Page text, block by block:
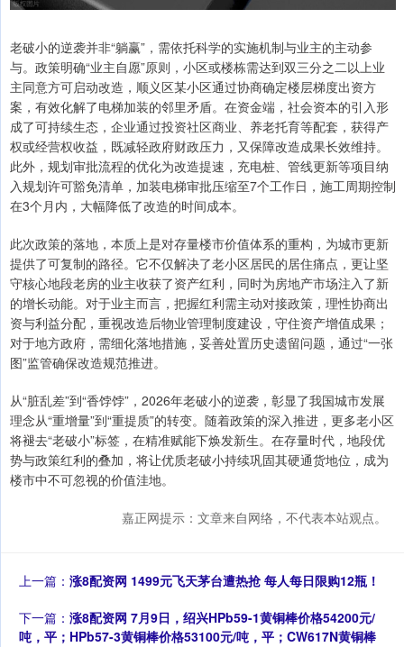
老破小的逆袭并非“躺赢”，需依托科学的实施机制与业主的主动参
与。政策明确“业主自愿”原则，小区或楼栋需达到双三分之二以上业
主同意方可启动改造，顺义区某小区通过协商确定楼层梯度出资方
案，有效化解了电梯加装的邻里矛盾。在资金端，社会资本的引入形
成了可持续生态，企业通过投资社区商业、养老托育等配套，获得产
权或经营权收益，既减轻政府财政压力，又保障改造成果长效维持。
此外，规划审批流程的优化为改造提速，充电桩、管线更新等项目纳
入规划许可豁免清单，加装电梯审批压缩至7个工作日，施工周期控制
在3个月内，大幅降低了改造的时间成本。
此次政策的落地，本质上是对存量楼市价值体系的重构，为城市更新
提供了可复制的路径。它不仅解决了老小区居民的居住痛点，更让坚
守核心地段老房的业主收获了资产红利，同时为房地产市场注入了新
的增长动能。对于业主而言，把握红利需主动对接政策，理性协商出
资与利益分配，重视改造后物业管理制度建设，守住资产增值成果；
对于地方政府，需细化落地措施，妥善处置历史遗留问题，通过“一张
图”监管确保改造规范推进。
从“脏乱差”到“香饽饽”，2026年老破小的逆袭，彰显了我国城市发展
理念从“重增量”到“重提质”的转变。随着政策的深入推进，更多老小区
将褪去“老破小”标签，在精准赋能下焕发新生。在存量时代，地段优
势与政策红利的叠加，将让优质老破小持续巩固其硬通货地位，成为
楼市中不可忽视的价值洼地。
嘉正网提示：文章来自网络，不代表本站观点。
上一篇： 涨8配资网 1499元飞天茅台遭热抢 每人每日限购12瓶！
下一篇： 涨8配资网 7月9日，绍兴HPb59-1黄铜棒价格54200元/
吨，平；HPb57-3黄铜棒价格53100元/吨，平；CW617N黄铜棒